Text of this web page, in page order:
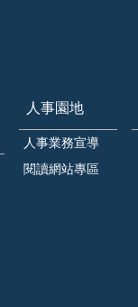
人事園地
人事業務宣導
閱讀網站專區